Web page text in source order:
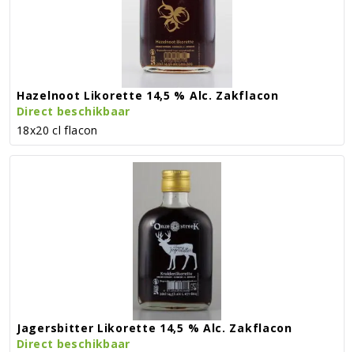
Hazelnoot Likorette 14,5 % Alc. Zakflacon
Direct beschikbaar
18x20 cl flacon
Jagersbitter Likorette 14,5 % Alc. Zakflacon
Direct beschikbaar